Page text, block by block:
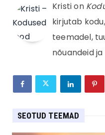
Kristi on
kirjutab
teemadel,
nõuandeid
SEOTUD TEEMAD